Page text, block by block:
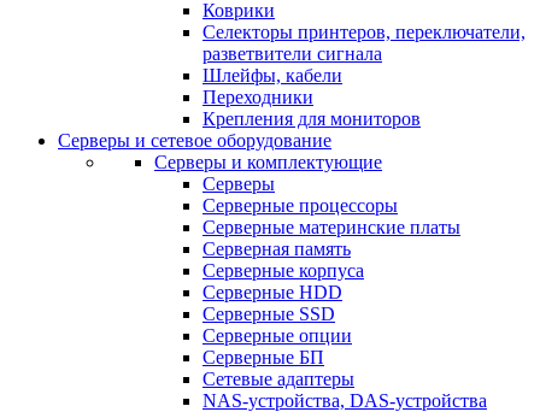
Коврики
Селекторы принтеров, переключатели,
разветвители сигнала
Шлейфы, кабели
Переходники
Крепления для мониторов
Серверы и сетевое оборудование
Серверы и комплектующие
Серверы
Серверные процессоры
Серверные материнские платы
Серверная память
Серверные корпуса
Серверные HDD
Серверные SSD
Серверные опции
Серверные БП
Сетевые адаптеры
NAS-устройства, DAS-устройства